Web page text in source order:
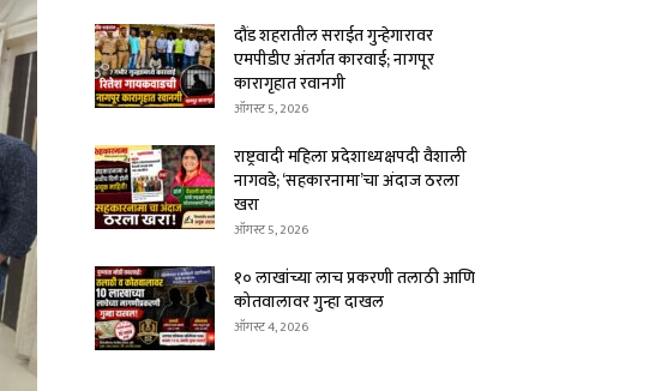
दौंड शहरातील सराईत गुन्हेगारावर
एमपीडीए अंतर्गत कारवाई; नागपूर
कारागृहात रवानगी
ऑगस्ट 5, 2026
राष्ट्रवादी महिला प्रदेशाध्यक्षपदी वैशाली
नागवडे; ‘सहकारनामा’चा अंदाज ठरला
खरा
ऑगस्ट 5, 2026
१० लाखांच्या लाच प्रकरणी तलाठी आणि
कोतवालावर गुन्हा दाखल
ऑगस्ट 4, 2026